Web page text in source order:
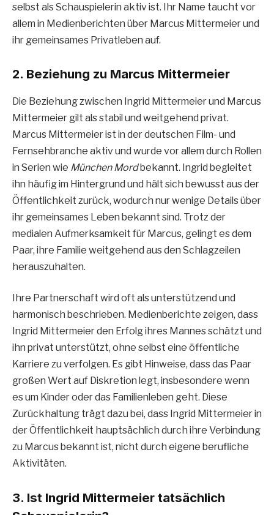
selbst als Schauspielerin aktiv ist. Ihr Name taucht vor
allem in Medienberichten über Marcus Mittermeier und
ihr gemeinsames Privatleben auf.
2. Beziehung zu Marcus Mittermeier
Die Beziehung zwischen Ingrid Mittermeier und Marcus
Mittermeier gilt als stabil und weitgehend privat.
Marcus Mittermeier ist in der deutschen Film- und
Fernsehbranche aktiv und wurde vor allem durch Rollen
in Serien wie München Mordbekannt. Ingrid begleitet
ihn häufig im Hintergrund und hält sich bewusst aus der
Öffentlichkeit zurück, wodurch nur wenige Details über
ihr gemeinsames Leben bekannt sind. Trotz der
medialen Aufmerksamkeit für Marcus, gelingt es dem
Paar, ihre Familie weitgehend aus den Schlagzeilen
herauszuhalten.
Ihre Partnerschaft wird oft als unterstützend und
harmonisch beschrieben. Medienberichte zeigen, dass
Ingrid Mittermeier den Erfolg ihres Mannes schätzt und
ihn privat unterstützt, ohne selbst eine öffentliche
Karriere zu verfolgen. Es gibt Hinweise, dass das Paar
großen Wert auf Diskretion legt, insbesondere wenn
es um Kinder oder das Familienleben geht. Diese
Zurückhaltung trägt dazu bei, dass Ingrid Mittermeier in
der Öffentlichkeit hauptsächlich durch ihre Verbindung
zu Marcus bekannt ist, nicht durch eigene berufliche
Aktivitäten.
3. Ist Ingrid Mittermeier tatsächlich